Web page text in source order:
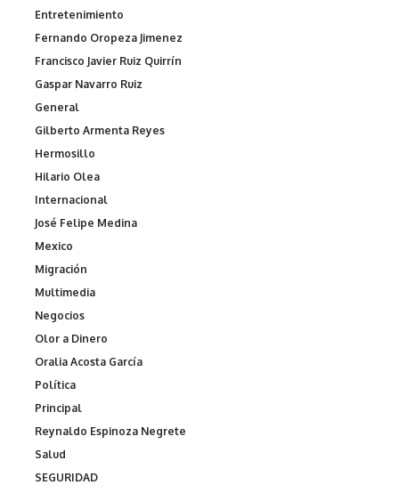
Entretenimiento
Fernando Oropeza Jimenez
Francisco Javier Ruiz Quirrín
Gaspar Navarro Ruiz
General
Gilberto Armenta Reyes
Hermosillo
Hilario Olea
Internacional
José Felipe Medina
Mexico
Migración
Multimedia
Negocios
Olor a Dinero
Oralia Acosta García
Política
Principal
Reynaldo Espinoza Negrete
Salud
SEGURIDAD